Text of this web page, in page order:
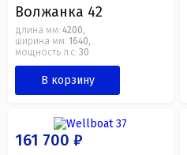
Волжанка 42
длина мм: 4200 ,
ширина мм: 1640 ,
мощность л.с: 30
В корзину
161 700 ₽